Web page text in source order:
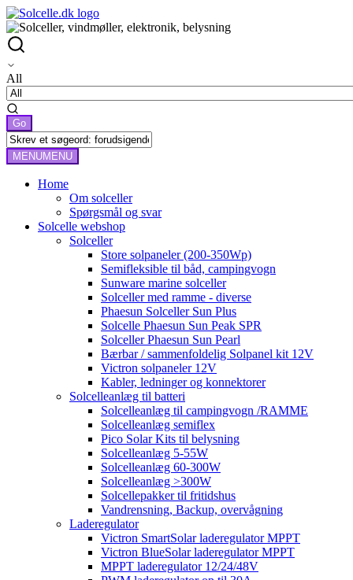
All
MENUMENU
Home
Om solceller
Spørgsmål og svar
Solcelle webshop
Solceller
Store solpaneler (200-350Wp)
Semifleksible til båd, campingvogn
Sunware marine solceller
Solceller med ramme - diverse
Phaesun Solceller Sun Plus
Solcelle Phaesun Sun Peak SPR
Solceller Phaesun Sun Pearl
Bærbar / sammenfoldelig Solpanel kit 12V
Victron solpaneler 12V
Kabler, ledninger og konnektorer
Solcelleanlæg til batteri
Solcelleanlæg til campingvogn /RAMME
Solcelleanlæg semiflex
Pico Solar Kits til belysning
Solcelleanlæg 5-55W
Solcelleanlæg 60-300W
Solcelleanlæg >300W
Solcellepakker til fritidshus
Vandrensning, Backup, overvågning
Laderegulator
Victron SmartSolar laderegulator MPPT
Victron BlueSolar laderegulator MPPT
MPPT laderegulator 12/24/48V